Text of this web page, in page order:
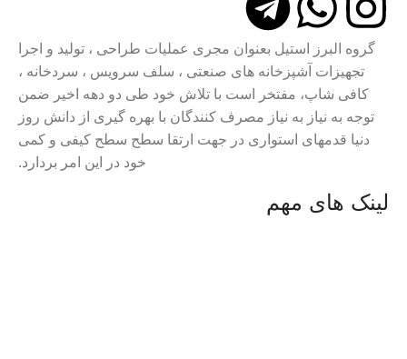
گروه البرز استیل بعنوان مجری عملیات طراحی ، تولید و اجرا
تجهیزات آشپزخانه های صنعتی ، سلف سرویس ، سردخانه ،
کافی شاپ، مفتخر است با تلاش خود طی دو دهه اخیر ضمن
توجه به نیاز به نیاز مصرف کنندگان با بهره گیری از دانش روز
دنیا قدمهای استواری در جهت ارتقا سطح سطح کیفی و کمی
خود در این امر بردارد.
لینک های مهم